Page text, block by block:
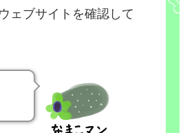
ェブサイトを確認して